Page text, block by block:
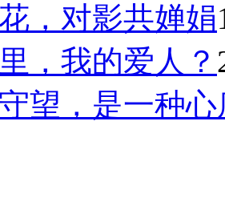
，对影共婵娟
，我的爱人？
望，是一种